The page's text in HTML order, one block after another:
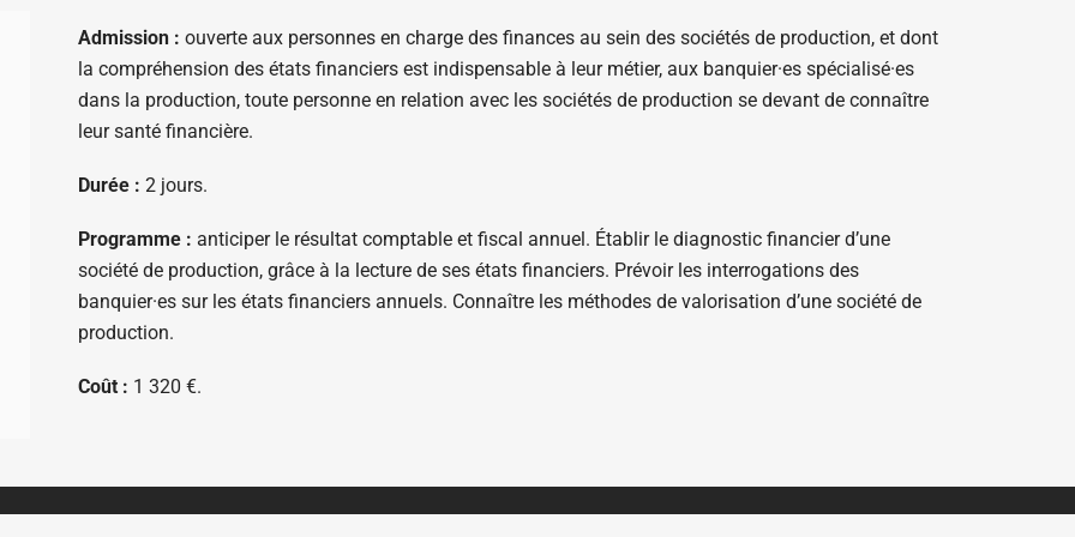
Admission : ouverte aux personnes en charge des finances au sein des sociétés de production, et dont
la compréhension des états financiers est indispensable à leur métier, aux banquier·es spécialisé·es
dans la production, toute personne en relation avec les sociétés de production se devant de connaître
leur santé financière.
Durée : 2 jours.
Programme : anticiper le résultat comptable et fiscal annuel. Établir le diagnostic financier d’une
société de production, grâce à la lecture de ses états financiers. Prévoir les interrogations des
banquier·es sur les états financiers annuels. Connaître les méthodes de valorisation d’une société de
production.
Coût : 1 320 €.